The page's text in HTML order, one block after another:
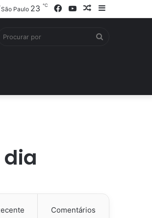
Barra
Artigo
YouTube
Facebook
São Paulo 23 ℃
Comentários